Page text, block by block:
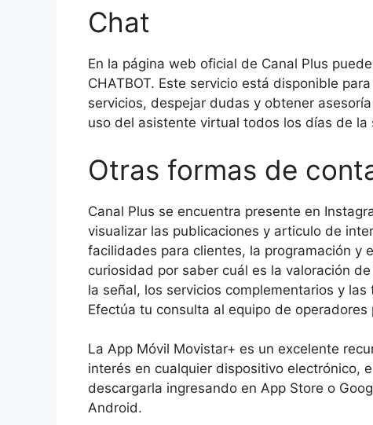
Chat
En la página web oficial de Canal Plus
CHATBOT. Este servicio está disponible
servicios, despejar dudas y obtener
uso del asistente virtual todos los días de
Otras formas de
Canal Plus se encuentra presente en
visualizar las publicaciones y articulo de
facilidades para clientes, la programación y
curiosidad por saber cuál es la valoración
la señal, los servicios complementarios y
Efectúa tu consulta al equipo de operadores
La App Móvil Movistar+ es un excelente
interés en cualquier dispositivo electrónico,
descargarla ingresando en App Store o
Android.